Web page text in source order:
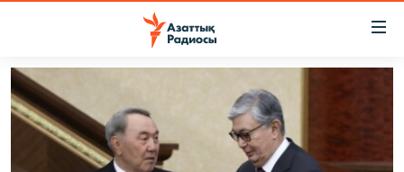
Skip
to
main
content
ЖАҢАЛЫҚТАР
САЯСАТ
AZATTYQTV